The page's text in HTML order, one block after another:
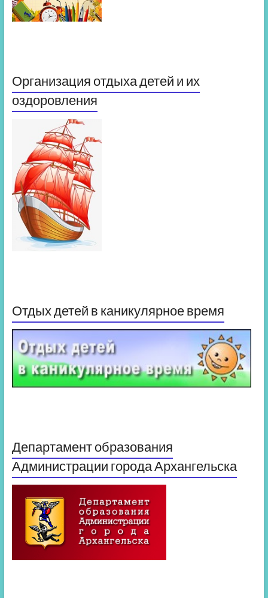
Организация отдыха детей и их
оздоровления
Отдых детей в каникулярное время
Департамент образования
Администрации города Архангельска